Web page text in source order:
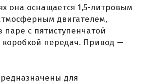
она оснащается 1,5-литровым
двигателем,
с пятиступенчатой
коробкой передач. Привод —
для